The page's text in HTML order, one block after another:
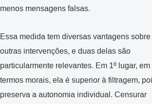
menos mensagens falsas.
Essa medida tem diversas vantagens sobre
outras intervenções, e duas delas são
particularmente relevantes. Em 1º lugar, em
termos morais, ela é superior à filtragem,
preserva a autonomia individual. Censurar